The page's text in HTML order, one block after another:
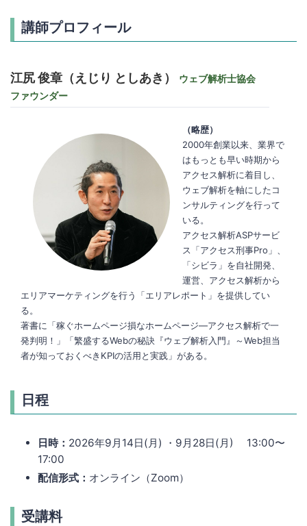
講師プロフィール
江尻 俊章（えじり としあき）
ウェブ解析士協会
ファウンダー
（略歴）
2000年創業以来、業界で
はもっとも早い時期から
アクセス解析に着目し、
ウェブ解析を軸にしたコ
ンサルティングを行って
いる。
アクセス解析ASPサービ
ス「アクセス刑事Pro」、
「シビラ」を自社開発、
運営、アクセス解析から
エリアマーケティングを行う「エリアレポート」を提供してい
る。
著書に「稼ぐホームページ損なホームページ―アクセス解析で一
発判明！」「繁盛するWebの秘訣『ウェブ解析入門』～Web担当
者が知っておくべきKPIの活用と実践」がある。
日程
日時： 2026年9月14日(月) ・9月28日(月) 13:00〜
17:00
配信形式： オンライン（Zoom）
受講料